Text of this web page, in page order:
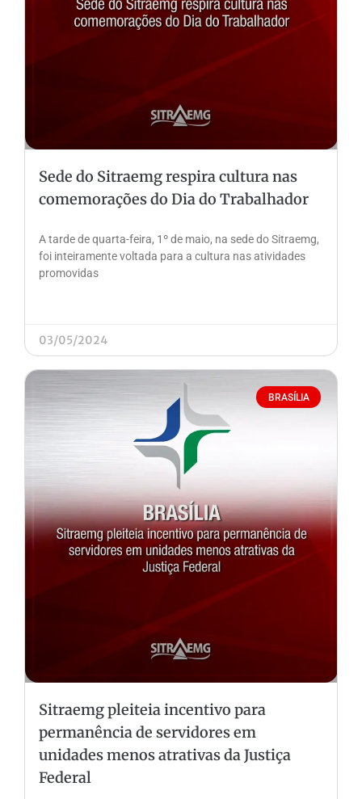
Sede do Sitraemg respira cultura nas
comemorações do Dia do Trabalhador
A tarde de quarta-feira, 1º de maio, na sede do Sitraemg,
foi inteiramente voltada para a cultura nas atividades
promovidas
03/05/2024
BRASÍLIA
Sitraemg pleiteia incentivo para
permanência de servidores em
unidades menos atrativas da Justiça
Federal